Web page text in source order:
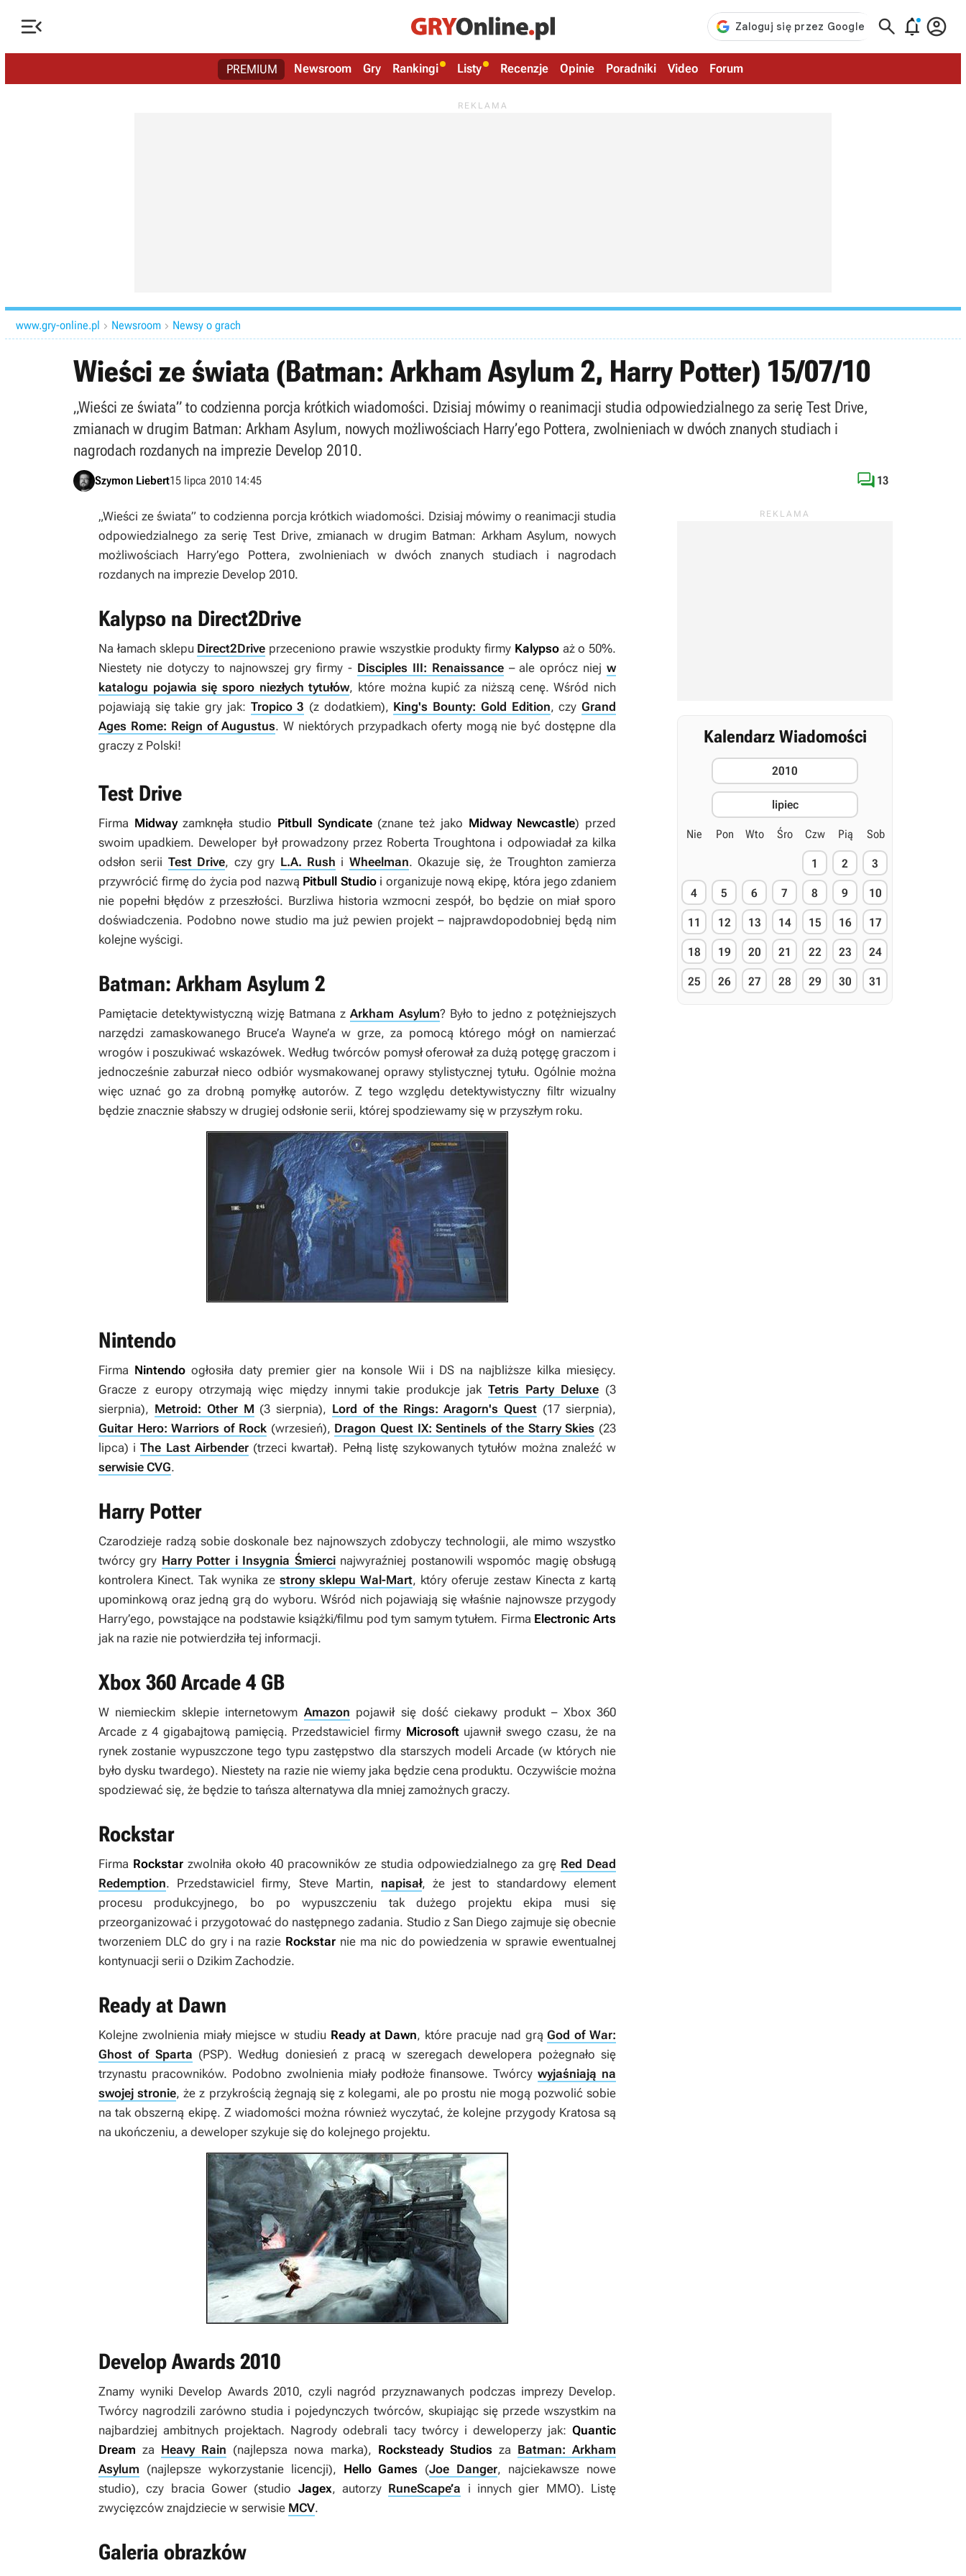
   
PREMIUM Newsroom Gry Rankingi Listy Recenzje Opinie Poradniki Video Forum
www.gry-online.pl  Newsroom  Newsy o grach
Wieści ze świata (Batman: Arkham Asylum 2, Harry Potter) 15/07/10
„Wieści ze świata” to codzienna porcja krótkich wiadomości. Dzisiaj mówimy o reanimacji studia odpowiedzialnego za serię Test Drive,
zmianach w drugim Batman: Arkham Asylum, nowych możliwościach Harry’ego Pottera, zwolnieniach w dwóch znanych studiach i
nagrodach rozdanych na imprezie Develop 2010.
Szymon Liebert15 lipca 2010 14:45  13
„Wieści ze świata” to codzienna porcja krótkich wiadomości. Dzisiaj mówimy o reanimacji studia
odpowiedzialnego za serię Test Drive, zmianach w drugim Batman: Arkham Asylum, nowych
możliwościach Harry’ego Pottera, zwolnieniach w dwóch znanych studiach i nagrodach
rozdanych na imprezie Develop 2010.
Kalypso na Direct2Drive
Na łamach sklepu Direct2Drive przeceniono prawie wszystkie produkty firmy Kalypsoaż o 50%.
Niestety nie dotyczy to najnowszej gry firmy - Disciples III: Renaissance– ale oprócz niejw
katalogu pojawia się sporo niezłych tytułów, które można kupić za niższą cenę. Wśród nich
pojawiają się takie gry jak: Tropico 3 (z dodatkiem), King's Bounty: Gold Edition, czyGrand
Ages Rome: Reign of Augustus. W niektórych przypadkach oferty mogą nie być dostępne dla
graczy z Polski!
Test Drive
Firma Midwayzamknęła studio Pitbull Syndicate (znane też jako Midway Newcastle) przed
swoim upadkiem. Deweloper był prowadzony przez Roberta Troughtona i odpowiadał za kilka
odsłon serii Test Drive, czy gry L.A. Rush i Wheelman. Okazuje się, że Troughton zamierza
przywrócić firmę do życia pod nazwą Pitbull Studioi organizuje nową ekipę, która jego zdaniem
nie popełni błędów z przeszłości. Burzliwa historia wzmocni zespół, bo będzie on miał sporo
doświadczenia. Podobno nowe studio ma już pewien projekt – najprawdopodobniej będą nim
kolejne wyścigi.
Batman: Arkham Asylum 2
Pamiętacie detektywistyczną wizję Batmana zArkham Asylum? Było to jedno z potężniejszych
narzędzi zamaskowanego Bruce’a Wayne’a w grze, za pomocą którego mógł on namierzać
wrogów i poszukiwać wskazówek. Według twórców pomysł oferował za dużą potęgę graczom i
jednocześnie zaburzał nieco odbiór wysmakowanej oprawy stylistycznej tytułu. Ogólnie można
więc uznać go za drobną pomyłkę autorów. Z tego względu detektywistyczny filtr wizualny
będzie znacznie słabszy w drugiej odsłonie serii, której spodziewamy się w przyszłym roku.
Nintendo
Firma Nintendo ogłosiła daty premier gier na konsole Wii i DS na najbliższe kilka miesięcy.
Gracze z europy otrzymają więc między innymi takie produkcje jakTetris Party Deluxe (3
sierpnia), Metroid: Other M (3 sierpnia), Lord of the Rings: Aragorn's Quest (17 sierpnia),
Guitar Hero: Warriors of Rock(wrzesień), Dragon Quest IX: Sentinels of the Starry Skies (23
lipca) iThe Last Airbender(trzeci kwartał). Pełną listę szykowanych tytułów można znaleźć w
serwisie CVG.
Harry Potter
Czarodzieje radzą sobie doskonale bez najnowszych zdobyczy technologii, ale mimo wszystko
twórcy gry Harry Potter i Insygnia Śmiercinajwyraźniej postanowili wspomóc magię obsługą
kontrolera Kinect. Tak wynika ze strony sklepu Wal-Mart, który oferuje zestaw Kinecta z kartą
upominkową oraz jedną grą do wyboru. Wśród nich pojawiają się właśnie najnowsze przygody
Harry’ego, powstające na podstawie książki/filmu pod tym samym tytułem. Firma Electronic Arts
jak na razie nie potwierdziła tej informacji.
Xbox 360 Arcade 4 GB
W niemieckim sklepie internetowym Amazon pojawił się dość ciekawy produkt – Xbox 360
Arcade z 4 gigabajtową pamięcią. Przedstawiciel firmy Microsoft ujawnił swego czasu, że na
rynek zostanie wypuszczone tego typu zastępstwo dla starszych modeli Arcade (w których nie
było dysku twardego). Niestety na razie nie wiemy jaka będzie cena produktu. Oczywiście można
spodziewać się, że będzie to tańsza alternatywa dla mniej zamożnych graczy.
Rockstar
Firma Rockstar zwolniła około 40 pracowników ze studia odpowiedzialnego za grę Red Dead
Redemption. Przedstawiciel firmy, Steve Martin, napisał, że jest to standardowy element
procesu produkcyjnego, bo po wypuszczeniu tak dużego projektu ekipa musi się
przeorganizować i przygotować do następnego zadania. Studio z San Diego zajmuje się obecnie
tworzeniem DLC do gry i na razie Rockstar nie ma nic do powiedzenia w sprawie ewentualnej
kontynuacji serii o Dzikim Zachodzie.
Ready at Dawn
Kolejne zwolnienia miały miejsce w studiu Ready at Dawn, które pracuje nad grąGod of War:
Ghost of Sparta (PSP). Według doniesień z pracą w szeregach dewelopera pożegnało się
trzynastu pracowników. Podobno zwolnienia miały podłoże finansowe. Twórcywyjaśniają na
swojej stronie, że z przykrością żegnają się z kolegami, ale po prostu nie mogą pozwolić sobie
na tak obszerną ekipę. Z wiadomości można również wyczytać, że kolejne przygody Kratosa są
na ukończeniu, a deweloper szykuje się do kolejnego projektu.
Develop Awards 2010
Znamy wyniki Develop Awards 2010, czyli nagród przyznawanych podczas imprezy Develop.
Twórcy nagrodzili zarówno studia i pojedynczych twórców, skupiając się przede wszystkim na
najbardziej ambitnych projektach. Nagrody odebrali tacy twórcy i deweloperzy jak: Quantic
Dream za Heavy Rain (najlepsza nowa marka), Rocksteady Studios za Batman: Arkham
Asylum (najlepsze wykorzystanie licencji), Hello Games (Joe Danger, najciekawsze nowe
studio), czy bracia Gower (studio Jagex, autorzy RuneScape’a i innych gier MMO). Listę
zwycięzców znajdziecie w serwisie MCV.
Galeria obrazków
Kalendarz Wiadomości
2010
lipiec
Nie Pon Wto Śro Czw Pią Sob
1 2 3
4 5 6 7 8 9 10
11 12 13 14 15 16 17
18 19 20 21 22 23 24
25 26 27 28 29 30 31